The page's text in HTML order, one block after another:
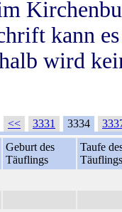
kann
wird
<< 3331 3334
Geburt des
Täuflings
Taufe
Täuflings